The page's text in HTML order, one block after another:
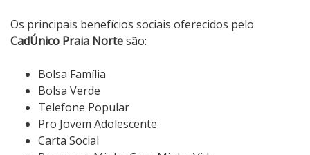
Os principais benefícios sociais oferecidos pelo
CadÚnico Praia Nortesão:
Bolsa Família
Bolsa Verde
Telefone Popular
Pro Jovem Adolescente
Carta Social